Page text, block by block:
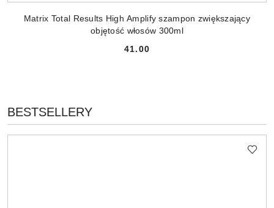
Matrix Total Results High Amplify szampon zwiększający
objętość włosów 300ml
Cena:
41.00
Pomiń karuzelę produktów
PRODUKTY
O
BESTSELLERY